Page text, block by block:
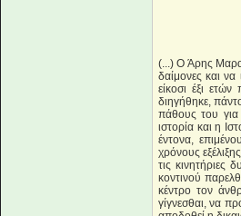
(...) Ο Άρης
δαίμονες και
είκοσι έξι
διηγήθηκε,
πάθους του για
ιστορία και η
έντονα,
χρόνους
τις
κοντινού
κέντρο τον
γίγνεσθαι, να